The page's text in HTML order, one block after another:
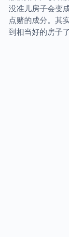
没准儿房子会变
点赌的成分。其
到相当好的房子了